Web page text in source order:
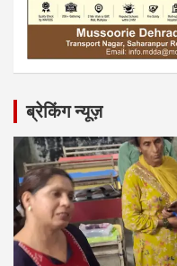
ब्रेकिंग न्यूज़